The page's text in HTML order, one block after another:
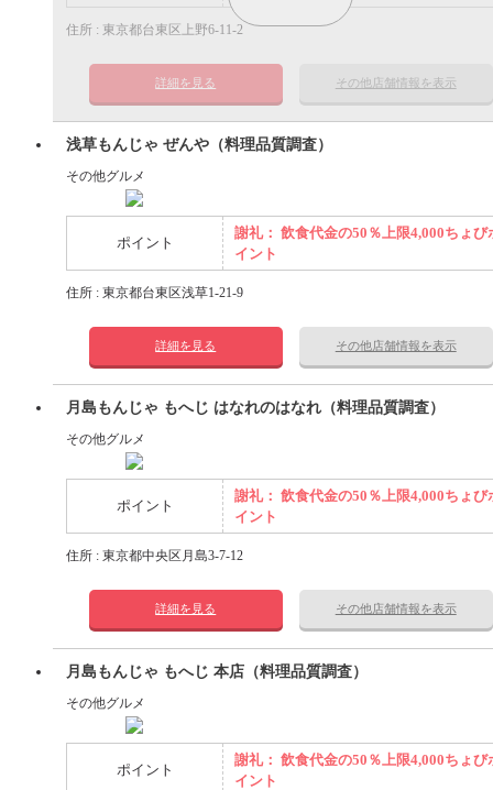
住所 : 東京都台東区上野6-11-2
詳細を見る その他店舗情報を表示
浅草もんじゃ ぜんや（料理品質調査）
その他グルメ
ポイント
謝礼： 飲食代金の50％上限4,000ちょび
イント
住所 : 東京都台東区浅草1-21-9
詳細を見る その他店舗情報を表示
月島もんじゃ もへじ はなれのはなれ（料理品質調査）
その他グルメ
ポイント
謝礼： 飲食代金の50％上限4,000ちょび
イント
住所 : 東京都中央区月島3-7-12
詳細を見る その他店舗情報を表示
月島もんじゃ もへじ 本店（料理品質調査）
その他グルメ
ポイント
謝礼： 飲食代金の50％上限4,000ちょび
イント